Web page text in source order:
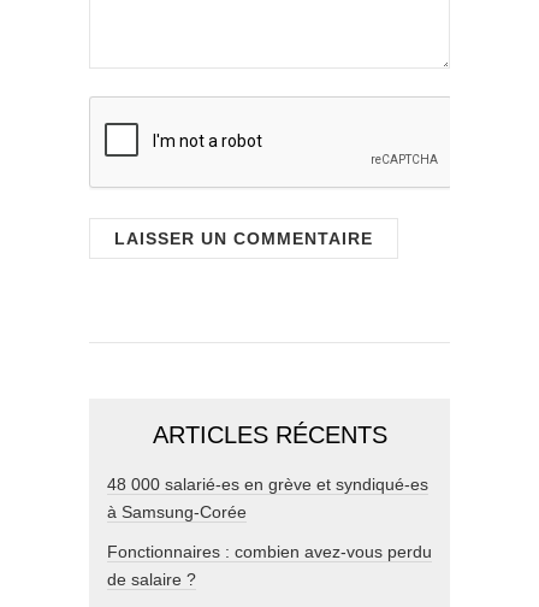
ARTICLES RÉCENTS
48 000 salarié-es en grève et syndiqué-es
à Samsung-Corée
Fonctionnaires : combien avez-vous perdu
de salaire ?